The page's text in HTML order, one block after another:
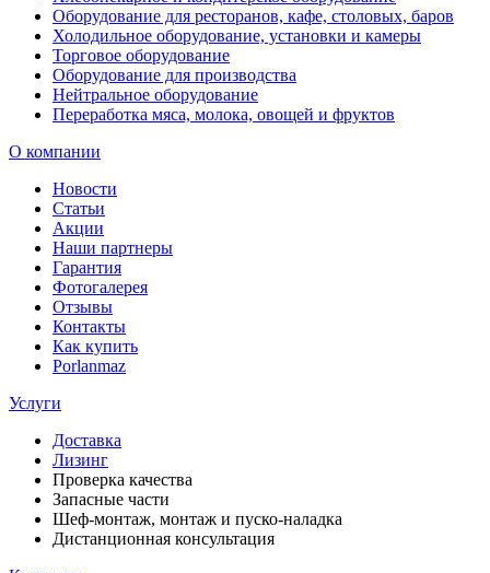
Оборудование для ресторанов, кафе, столовых, баров
Холодильное оборудование, установки и камеры
Торговое оборудование
Оборудование для производства
Нейтральное оборудование
Переработка мяса, молока, овощей и фруктов
О компании
Новости
Статьи
Акции
Наши партнеры
Гарантия
Фотогалерея
Отзывы
Контакты
Как купить
Porlanmaz
Услуги
Доставка
Лизинг
Проверка качества
Запасные части
Шеф-монтаж, монтаж и пуско-наладка
Дистанционная консультация